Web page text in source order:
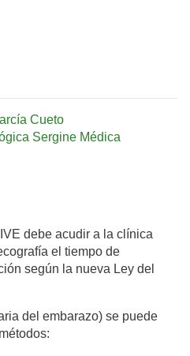
Cueto
Sergine Médica
debe acudir a la clínica
el tiempo de
según la nueva Ley del
del embarazo) se puede